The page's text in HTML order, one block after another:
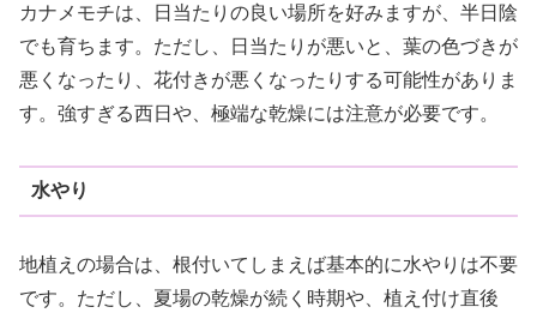
カナメモチは、日当たりの良い場所を好みますが、半日陰
でも育ちます。ただし、日当たりが悪いと、葉の色づきが
悪くなったり、花付きが悪くなったりする可能性がありま
す。強すぎる西日や、極端な乾燥には注意が必要です。
水やり
地植えの場合は、根付いてしまえば基本的に水やりは不要
です。ただし、夏場の乾燥が続く時期や、植え付け直後